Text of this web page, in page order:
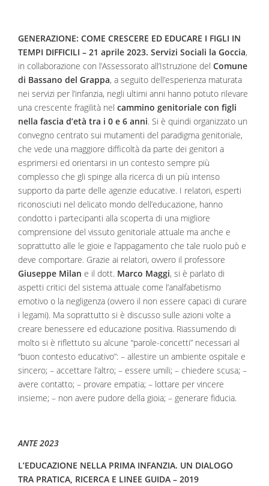
GENERAZIONE: COME CRESCERE ED EDUCARE I FIGLI IN
TEMPI DIFFICILI – 21 aprile 2023.Servizi Sociali la Goccia,
in collaborazione con l’Assessorato all’Istruzione delComune
di Bassano del Grappa, a seguito dell’esperienza maturata
nei servizi per l’infanzia, negli ultimi anni hanno potuto rilevare
una crescente fragilità nelcammino genitoriale con figli
nella fascia d’età tra i 0 e 6 anni. Si è quindi organizzato un
convegno centrato sui mutamenti del paradigma genitoriale,
che vede una maggiore difficoltà da parte dei genitori a
esprimersi ed orientarsi in un contesto sempre più
complesso che gli spinge alla ricerca di un più intenso
supporto da parte delle agenzie educative. I relatori, esperti
riconosciuti nel delicato mondo dell’educazione, hanno
condotto i partecipanti alla scoperta di una migliore
comprensione del vissuto genitoriale attuale ma anche e
soprattutto alle le gioie e l’appagamento che tale ruolo può e
deve comportare. Grazie ai relatori, ovvero il professore
Giuseppe Milan e il dott. Marco Maggi, si è parlato di
aspetti critici del sistema attuale come l’analfabetismo
emotivo o la negligenza (ovvero il non essere capaci di curare
i legami). Ma soprattutto si è discusso sulle azioni volte a
creare benessere ed educazione positiva. Riassumendo di
molto si è riflettuto su alcune “parole-concetti” necessari al
“buon contesto educativo”: – allestire un ambiente ospitale e
sincero; – accettare l’altro; – essere umili; – chiedere scusa; –
avere contatto; – provare empatia; – lottare per vincere
insieme; – non avere pudore della gioia; – generare fiducia.
ANTE 2023
L’EDUCAZIONE NELLA PRIMA INFANZIA. UN DIALOGO
TRA PRATICA, RICERCA E LINEE GUIDA – 2019